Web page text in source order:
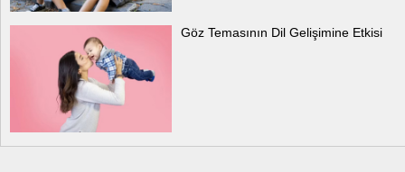
Göz Temasının Dil Gelişimine Etkisi